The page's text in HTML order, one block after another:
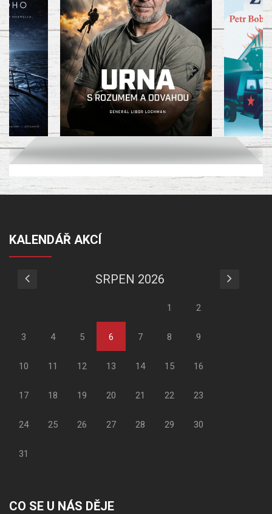
KALENDÁŘ AKCÍ
SRPEN 2026
1 2
3 4 5 6 7 8 9
10 11 12 13 14 15 16
17 18 19 20 21 22 23
24 25 26 27 28 29 30
31
CO SE U NÁS DĚJE